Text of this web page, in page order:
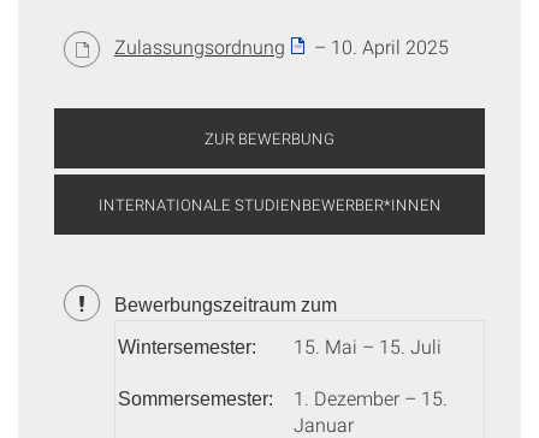
Zulassungsordnung – 10. April 2025
ZUR BEWERBUNG
INTERNATIONALE STUDIENBEWERBER*INNEN
Bewerbungszeitraum zum
Wintersemester: 15. Mai – 15. Juli
Sommersemester:
1. Dezember – 15.
Januar